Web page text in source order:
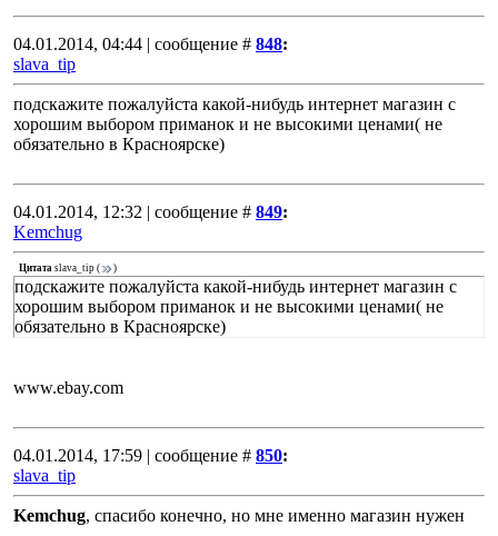
04.01.2014, 04:44 | сообщение # 848:
slava_tip
подскажите пожалуйста какой-нибудь интернет магазин с
хорошим выбором приманок и не высокими ценами( не
обязательно в Красноярске)
04.01.2014, 12:32 | сообщение # 849:
Kemchug
Цитата slava_tip ( )
подскажите пожалуйста какой-нибудь интернет магазин с
хорошим выбором приманок и не высокими ценами( не
обязательно в Красноярске)
www.ebay.com
04.01.2014, 17:59 | сообщение # 850:
slava_tip
Kemchug, спасибо конечно, но мне именно магазин нужен